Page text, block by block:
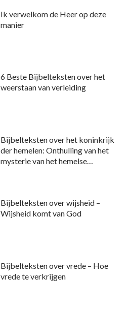
Ik verwelkom de Heer op deze
manier
6 Beste Bijbelteksten over het
weerstaan ​​van verleiding
Bijbelteksten over het koninkrijk
der hemelen: Onthulling van het
mysterie van het hemelse
Bijbelteksten over wijsheid –
Wijsheid komt van God
Bijbelteksten over vrede – Hoe
vrede te verkrijgen